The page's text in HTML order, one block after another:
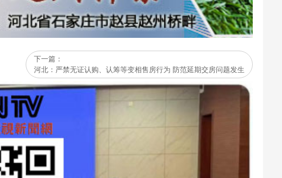
下一篇：
河北：严禁无证认购、认筹等变相售房行为 防范延期交房问题发生